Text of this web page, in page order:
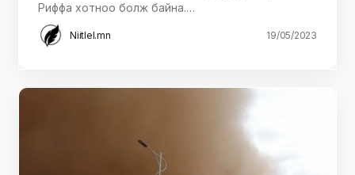
Риффа хотноо болж байна.…
Niitlel.mn 19/05/2023